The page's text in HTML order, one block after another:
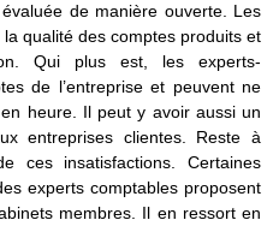
de manière ouverte. Les
qualité des comptes produits et
Qui plus est, les experts-
de l’entreprise et peuvent ne
heure. Il peut y avoir aussi un
entreprises clientes. Reste à
ces insatisfactions. Certaines
experts comptables proposent
membres. Il en ressort en